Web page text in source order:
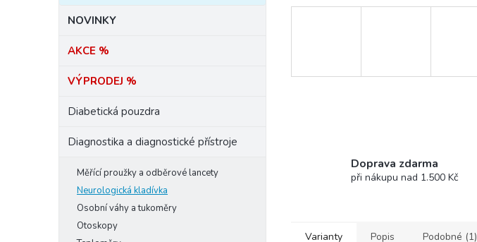
NOVINKY
AKCE %
VÝPRODEJ %
Diabetická pouzdra
Diagnostika a diagnostické přístroje
Měřící proužky a odběrové lancety
Neurologická kladívka
Osobní váhy a tukoměry
Otoskopy
Doprava zdarma
při nákupu nad 1.500 Kč
Varianty Popis Podobné (1)